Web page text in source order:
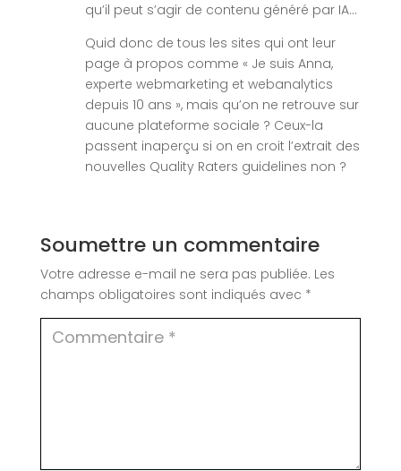
qu’il peut s’agir de contenu généré par IA…
Quid donc de tous les sites qui ont leur
page à propos comme « Je suis Anna,
experte webmarketing et webanalytics
depuis 10 ans », mais qu’on ne retrouve sur
aucune plateforme sociale ? Ceux-la
passent inaperçu si on en croit l’extrait des
nouvelles Quality Raters guidelines non ?
Soumettre un commentaire
Votre adresse e-mail ne sera pas publiée. Les
champs obligatoires sont indiqués avec *